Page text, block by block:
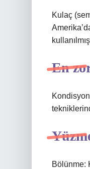
Kulaç
En
Bölünme: